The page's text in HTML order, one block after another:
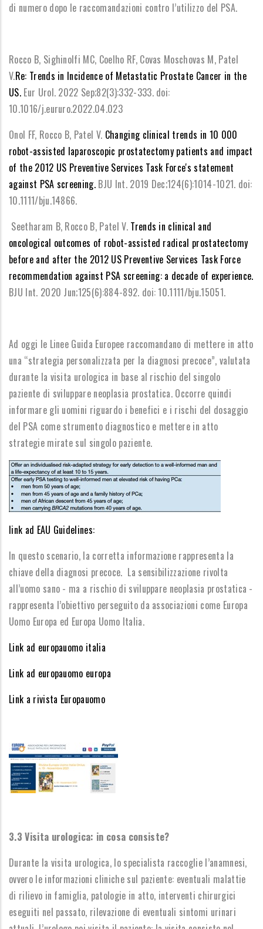
di numero dopo le raccomandazioni contro l’utilizzo del PSA.
Rocco B, Sighinolfi MC, Coelho RF, Covas Moschovas M, Patel
V.Re: Trends in Incidence of Metastatic Prostate Cancer in the
US.Eur Urol. 2022 Sep;82(3):332-333. doi:
10.1016/j.eururo.2022.04.023
Onol FF, Rocco B, Patel V. Changing clinical trends in 10 000
robot-assisted laparoscopic prostatectomy patients and impact
of the 2012 US Preventive Services Task Force's statement
against PSA screening. BJU Int. 2019 Dec;124(6):1014-1021. doi:
10.1111/bju.14866.
Seetharam B, Rocco B, Patel V. Trends in clinical and
oncological outcomes of robot-assisted radical prostatectomy
before and after the 2012 US Preventive Services Task Force
recommendation against PSA screening: a decade of experience.
BJU Int. 2020 Jun;125(6):884-892. doi: 10.1111/bju.15051.
Ad oggi le Linee Guida Europee raccomandano di mettere in atto
una “strategia personalizzata per la diagnosi precoce”, valutata
durante la visita urologica in base al rischio del singolo
paziente di sviluppare neoplasia prostatica. Occorre quindi
informare gli uomini riguardo i benefici e i rischi del dosaggio
del PSA come strumento diagnostico e mettere in atto
strategie mirate sul singolo paziente.
link ad EAU Guidelines:
In questo scenario, la corretta informazione rappresenta la
chiave della diagnosi precoce. La sensibilizzazione rivolta
all’uomo sano - ma a rischio di sviluppare neoplasia prostatica -
rappresenta l’obiettivo perseguito da associazioni come Europa
Uomo Europa ed Europa Uomo Italia.
Link ad europauomo italia
Link ad europauomo europa
Link a rivista Europauomo
3.3 Visita urologica: in cosa consiste?
Durante la visita urologica, lo specialista raccoglie l’anamnesi,
ovvero le informazioni cliniche sul paziente: eventuali malattie
di rilievo in famiglia, patologie in atto, interventi chirurgici
eseguiti nel passato, rilevazione di eventuali sintomi urinari